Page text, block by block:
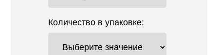
Количество в упаковке: